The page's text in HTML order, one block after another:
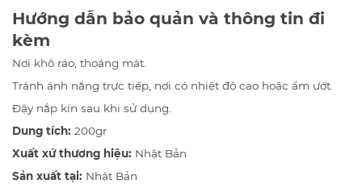
Hướng dẫn bảo quản và thông tin đi
kèm
Nơi khô ráo, thoáng mát.
Tránh ánh nắng trực tiếp, nơi có nhiệt độ cao hoặc ẩm ướt.
Đậy nắp kín sau khi sử dụng.
Dung tích: 200gr
Xuất xứ thương hiệu: Nhật Bản
Sản xuất tại: Nhật Bản